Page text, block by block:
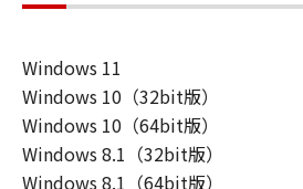
Windows 11
Windows 10（32bit版）
Windows 10（64bit版）
Windows 8.1（32bit版）
Windows 8.1（64bit版）